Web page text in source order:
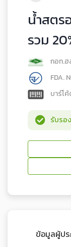
น้ำสตร
รวม
กอท.ฮ
FDA.
บาร์โ
รับรอ
ข้อมูลผู้ปร